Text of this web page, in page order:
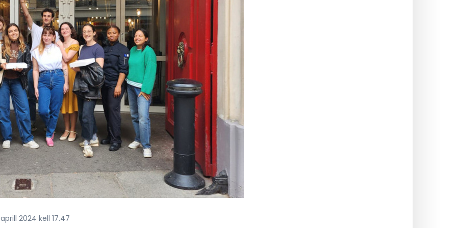
2024 kell 17.47